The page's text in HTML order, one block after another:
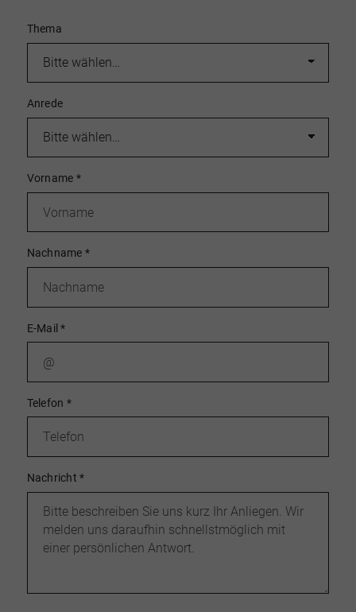
Thema
Anrede
Vorname *
Nachname *
E-Mail*
Telefon *
Nachricht*